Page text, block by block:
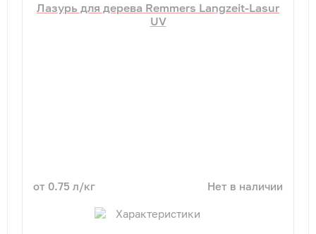
Лазурь для дерева Remmers Langzeit-Lasur
UV
от 0.75 л/кг Нет в наличии
Характеристики